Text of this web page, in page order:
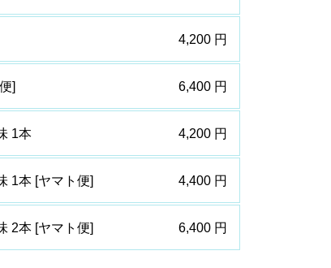
4,200 円
] 6,400 円
1本 4,200 円
1本 [ヤマト便] 4,400 円
2本 [ヤマト便] 6,400 円